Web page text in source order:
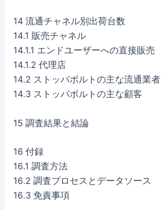
14 流通チャネル別出荷台数
14.1 販売チャネル
14.1.1 エンドユーザーへの直接販売
14.1.2 代理店
14.2 ストッパボルトの主な流通業者
14.3 ストッパボルトの主な顧客
15 調査結果と結論
16 付録
16.1 調査方法
16.2 調査プロセスとデータソース
16.3 免責事項